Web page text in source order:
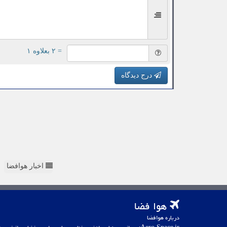
= ۲ بعلاوه ۱
درج دیدگاه
اخبار هوافضا
هوا فضا
درباره هوافضا